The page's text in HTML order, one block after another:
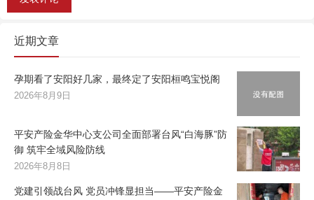
近期文章
孕期看了安阳好几家，最终定了安阳桓鸣宝悦阁
2026年8月9日
平安产险金华中心支公司全面部署台风“白海豚”防
御 筑牢全域风险防线
2026年8月8日
党建引领战台风 党员冲锋显担当——平安产险金